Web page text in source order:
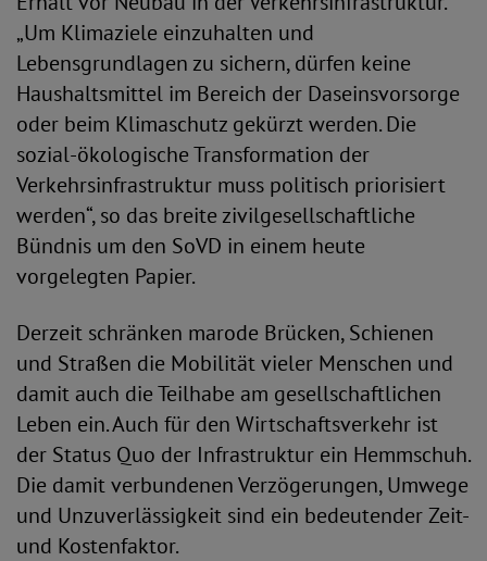
„Um Klimaziele einzuhalten und
Lebensgrundlagen zu sichern, dürfen keine
Haushaltsmittel im Bereich der Daseinsvorsorge
oder beim Klimaschutz gekürzt werden. Die
sozial-ökologische Transformation der
Verkehrsinfrastruktur muss politisch priorisiert
werden“, so das breite zivilgesellschaftliche
Bündnis um den SoVD in einem heute
vorgelegten Papier.
Derzeit schränken marode Brücken, Schienen
und Straßen die Mobilität vieler Menschen und
damit auch die Teilhabe am gesellschaftlichen
Leben ein. Auch für den Wirtschaftsverkehr ist
der Status Quo der Infrastruktur ein Hemmschuh.
Die damit verbundenen Verzögerungen, Umwege
und Unzuverlässigkeit sind ein bedeutender Zeit-
und Kostenfaktor.